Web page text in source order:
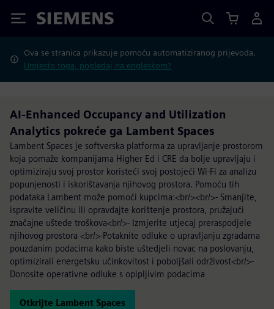
Siemens
Ova se stranica prikazuje pomoću automatiziranog prijevoda.
Umjesto toga, pogledaj na engleskom?
AI-Enhanced Occupancy and Utilization
Analytics pokreće ga Lambent Spaces
Lambent Spaces je softverska platforma za upravljanje prostorom
koja pomaže kompanijama Higher Ed i CRE da bolje upravljaju i
optimiziraju svoj prostor koristeći svoj postojeći Wi-Fi za analizu
popunjenosti i iskorištavanja njihovog prostora. Pomoću tih
podataka Lambent može pomoći kupcima:<br/><br/>- Smanjite,
ispravite veličinu ili opravdajte korištenje prostora, pružajući
značajne uštede troškova<br/>- Izmjerite utjecaj preraspodjele
njihovog prostora <br/>-Potaknite odluke o upravljanju zgradama
pouzdanim podacima kako biste uštedjeli novac na poslovanju,
optimizirali energetsku učinkovitost i poboljšali održivost<br/>-
Donosite operativne odluke s opipljivim podacima
Otkrijte Lambent Spaces